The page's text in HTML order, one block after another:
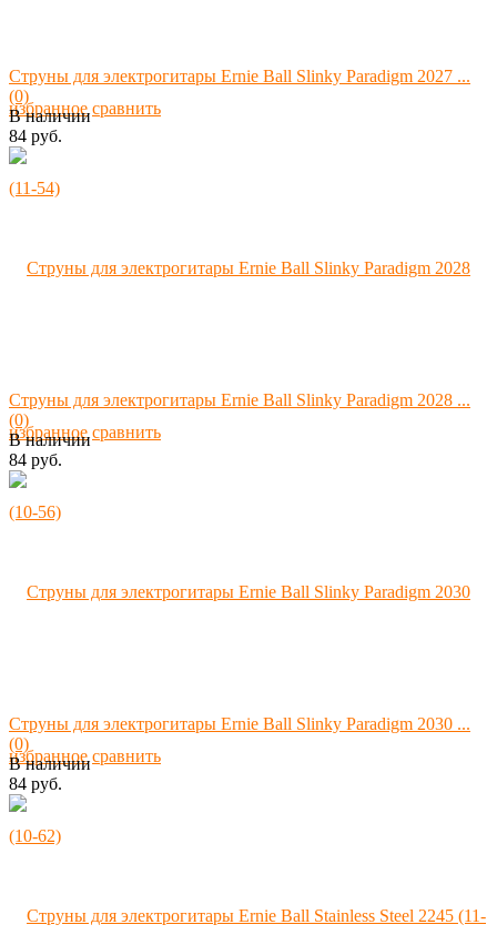
избранное сравнить
избранное сравнить
Струны для электрогитары Ernie Ball Slinky Paradigm 2027 ...
(0)
В наличии
84 руб.
избранное сравнить
Струны для электрогитары Ernie Ball Slinky Paradigm 2028 ...
(0)
В наличии
84 руб.
Струны для электрогитары Ernie Ball Slinky Paradigm 2030 ...
(0)
В наличии
84 руб.